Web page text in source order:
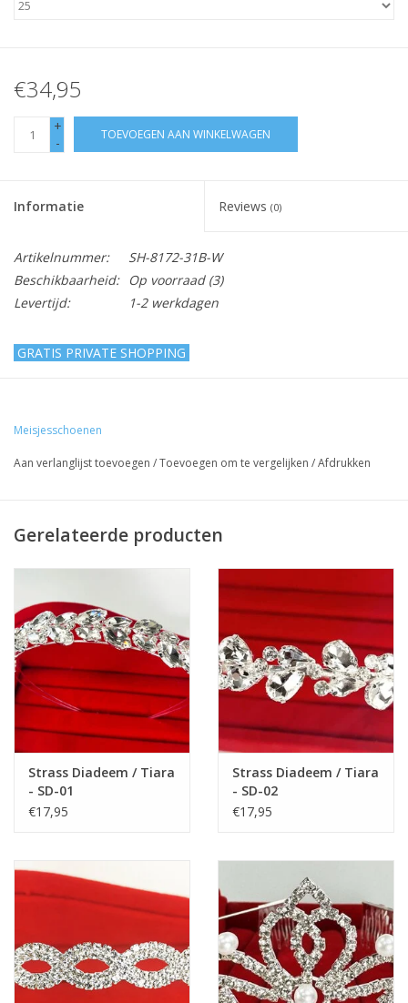
€34,95
+
-
TOEVOEGEN AAN WINKELWAGEN
Informatie Reviews (0)
Artikelnummer:
SH-8172-31B-W
Beschikbaarheid:
Op voorraad(3)
Levertijd:
1-2 werkdagen
GRATIS PRIVATE SHOPPING
Lief, schattig meisjesschoen om een feestjurkje of een
bruidsmeisjesjurkje helemaal af te maken!
Om de correcte maat van de schoenen te bestellen,
adviseren wij u de maat van de voeten van uw kind op te
Meet de afstand van de hiel tot het puntje van de grote teen, dit
is de voetlengte in centimeters.
Let op:
Voetlengte is niet hetzelfde als de lengte van de schoen. U
moet nog 1 cm erbij tellen, zodat u de maat van de schoen
hebt.
Bijv. lengte van de voetjes van hiel tot de grote teen is 19 cm,
tel er 1 cm erbij, dus totaal heeft u dan 20 cm. Kies de
schoenmaat die 20 cm is.
Maat 25: 16 cm
Maat 26: 16,5 cm
Maat 29: 18 cm
Maat 30: 18,5 cm
Meisjesschoenen
Aan verlanglijst toevoegen /Toevoegen om te vergelijken /Afdrukken
Gerelateerde producten
Strass Diadeem / Tiara
- SD-01
€17,95
Strass Diadeem / Tiara
- SD-02
€17,95